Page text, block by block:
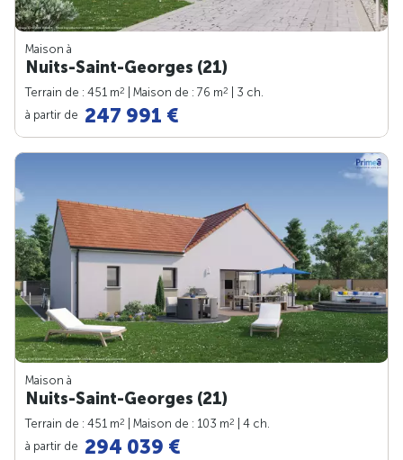
Maison à
Nuits-Saint-Georges (21)
Terrain de : 451 m2 | Maison de : 76 m2
| 3 ch.
à partir de 247 991 €
Maison à
Nuits-Saint-Georges (21)
Terrain de : 451 m2 | Maison de : 103 m2
| 4 ch.
à partir de 294 039 €